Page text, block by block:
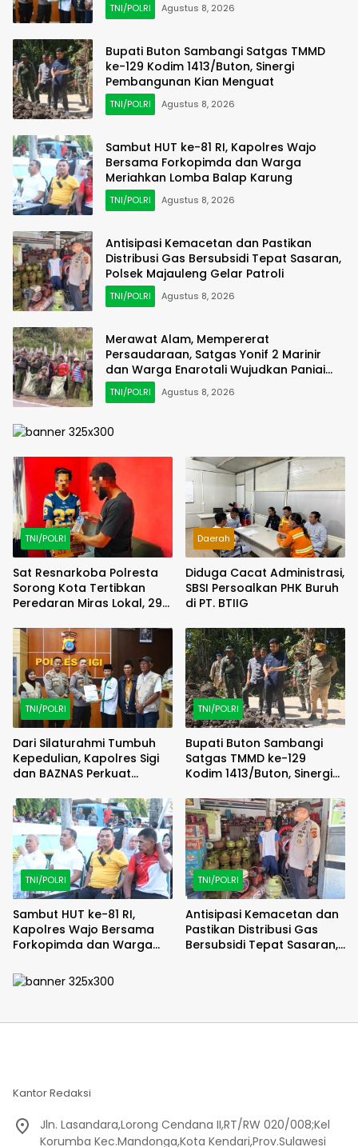
TNI/POLRI Agustus 8, 2026
Bupati Buton Sambangi Satgas TMMD
ke-129 Kodim 1413/Buton, Sinergi
Pembangunan Kian Menguat
TNI/POLRI Agustus 8, 2026
Sambut HUT ke-81 RI, Kapolres Wajo
Bersama Forkopimda dan Warga
Meriahkan Lomba Balap Karung
TNI/POLRI Agustus 8, 2026
Antisipasi Kemacetan dan Pastikan
Distribusi Gas Bersubsidi Tepat Sasaran,
Polsek Majauleng Gelar Patroli
TNI/POLRI Agustus 8, 2026
Merawat Alam, Mempererat
Persaudaraan, Satgas Yonif 2 Marinir
dan Warga Enarotali Wujudkan Paniai
Bersih, Indonesia Asri
TNI/POLRI Agustus 8, 2026
TNI/POLRI
Sat Resnarkoba Polresta
Sorong Kota Tertibkan
Peredaran Miras Lokal, 29
Daerah
Diduga Cacat Administrasi,
SBSI Persoalkan PHK Buruh
di PT. BTIIG
TNI/POLRI
Dari Silaturahmi Tumbuh
Kepedulian, Kapolres Sigi
dan BAZNAS Perkuat
TNI/POLRI
Bupati Buton Sambangi
Satgas TMMD ke-129
Kodim 1413/Buton, Sinergi
Menguat
TNI/POLRI
Sambut HUT ke-81 RI,
Kapolres Wajo Bersama
Forkopimda dan Warga
Karung
TNI/POLRI
Antisipasi Kemacetan dan
Pastikan Distribusi Gas
Bersubsidi Tepat Sasaran,
Kantor Redaksi
Jln. Lasandara,Lorong Cendana II,RT/RW 020/008;Kel
Korumba Kec.Mandonga,Kota Kendari,Prov.Sulawesi